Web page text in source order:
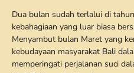
Dua bulan sudah terlalui di
kebahagiaan yang luar biasa
Menyambut bulan Maret yang
kebudayaan masyarakat Bali
memperingati perjalanan suci